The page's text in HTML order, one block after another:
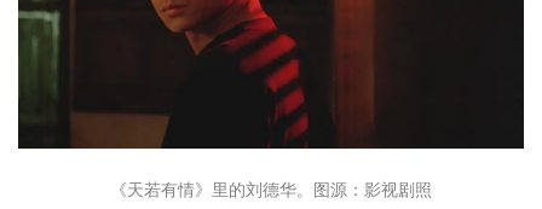
《天若有情》里的刘德华。图源：影视剧照